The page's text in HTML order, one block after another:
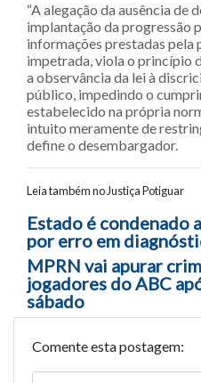
“A alegação da ausência de
implantação da progressão
informações prestadas
impetrada, viola o princípio
a observância da lei à
público, impedindo o
estabelecido na própria
intuito meramente de
define o desembargador.
Leia também no Justiça Potiguar
Navegação
Estado é condenado
por erro em
MPRN vai apurar
jogadores do ABC
sábado
Comente esta postagem: